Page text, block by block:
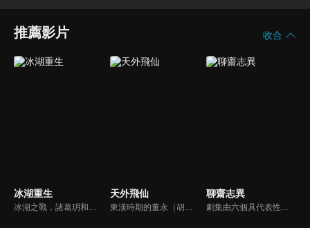
推薦影片 收合
冰湖重生 天外飛仙 聊齋志異